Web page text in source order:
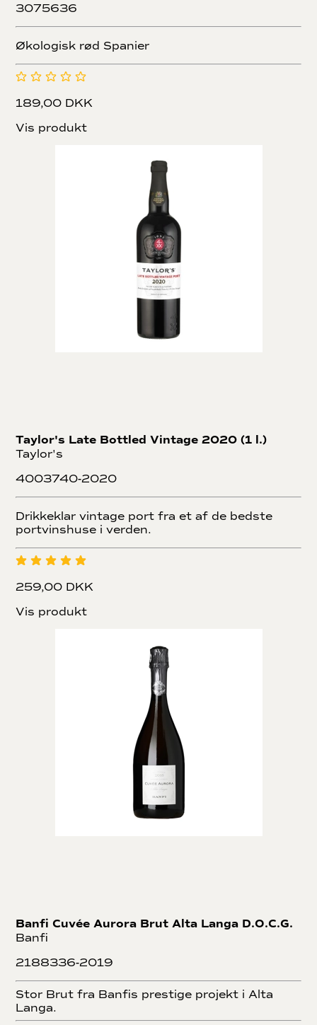
3075636
Økologisk rød Spanier
189,00 DKK
Vis produkt
Taylor's Late Bottled Vintage 2020 (1 l.)
Taylor's
4003740-2020
Drikkeklar vintage port fra et af de bedste
portvinshuse i verden.
259,00 DKK
Vis produkt
Banfi Cuvée Aurora Brut Alta Langa D.O.C.G.
Banfi
2188336-2019
Stor Brut fra Banfis prestige projekt i Alta
Langa.